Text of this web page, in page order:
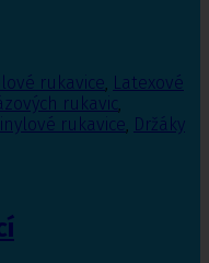
rukavice, Latexové
rukavic,
rukavice, Držáky